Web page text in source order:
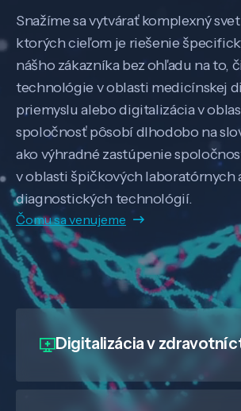
Snažíme sa vytvárať komplexný
ktorých cieľom je riešenie
nášho zákazníka bez ohľadu na to,
technológie v oblasti medicínskej
priemyslu alebo digitalizácia v
spoločnosť pôsobí dlhodobo na
ako výhradné zastúpenie
v oblasti špičkových laboratórnych
diagnostických technológií.
Čomu sa venujeme
Digitalizáciav